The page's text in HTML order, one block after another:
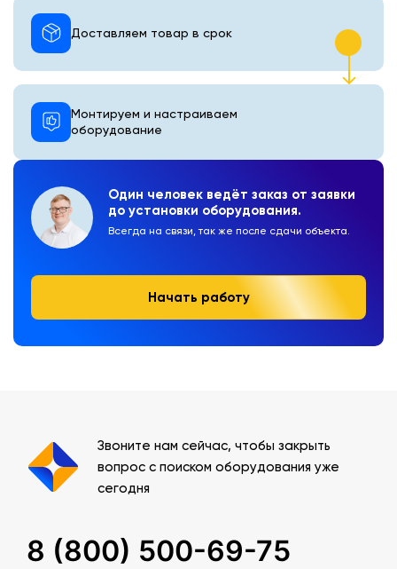
Один человек ведёт заказ от заявки
до установки оборудования.
Всегда на связи, так же после сдачи объекта.
Начать работу
Монтируем и настраиваем
оборудование
Доставляем товар в срок
Звоните нам сейчас, чтобы закрыть
вопрос с поиском оборудования уже
сегодня
8 (800) 500-69-75